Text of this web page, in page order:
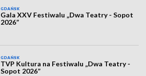
GDAŃSK
Gala XXV Festiwalu „Dwa Teatry - Sopot
2026”
GDAŃSK
TVP Kultura na Festiwalu „Dwa Teatry -
Sopot 2026”